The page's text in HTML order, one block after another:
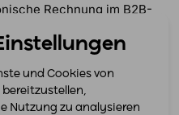
Rechnung im B2B-
empfangen können.
für den
umstellt, spart sich
Frist.
und Cookies von
Nutzung zu analysieren